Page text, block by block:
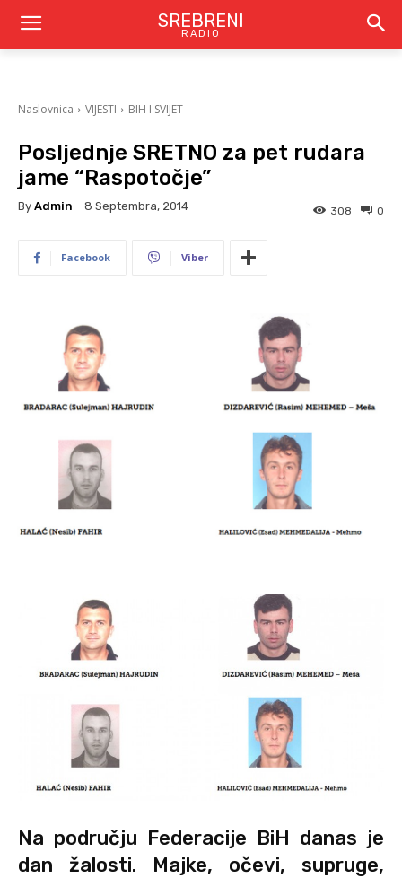
SREBRENI
RADIO
Naslovnica VIJESTI BIH I SVIJET
Posljednje SRETNO za pet rudara
jame “Raspotočje”
By Admin 8 Septembra, 2014 0
308
Facebook Viber
Na području Federacije BiH danas je
dan žalosti. Majke, očevi, supruge,